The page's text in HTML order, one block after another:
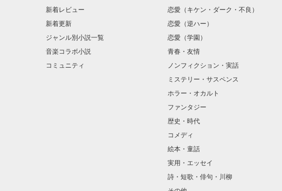
新着レビュー
新着更新
ジャンル別小説一覧
音楽コラボ小説
コミュニティ
恋愛（キケン・ダーク・不良）
恋愛（逆ハー）
恋愛（学園）
青春・友情
ノンフィクション・実話
ミステリー・サスペンス
ホラー・オカルト
ファンタジー
歴史・時代
コメディ
絵本・童話
実用・エッセイ
詩・短歌・俳句・川柳